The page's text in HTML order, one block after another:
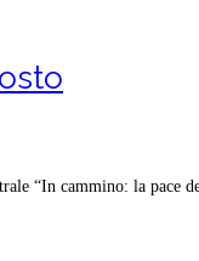
“In cammino: la